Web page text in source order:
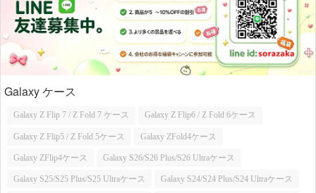
Galaxy ケース
Galaxy Z Flip 7 / Z Fold 7 ケース Galaxy Z Flip6 / Z Fold 6ケース
Galaxy Z Flip5 / Z Fold 5ケース Galaxy ZFold4ケース
Galaxy ZFlip4ケース Galaxy S26/S26 Plus/S26 Ultraケース
Galaxy S25/S25 Plus/S25 Ultraケース Galaxy S24/S24 Plus/S24 Ultraケース